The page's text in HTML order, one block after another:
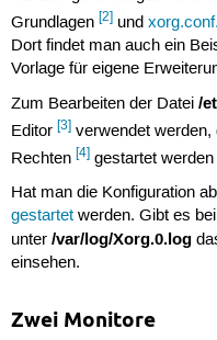
Grundlagen [2]und
Dort findet man auch ein
Vorlage für eigene
Zum Bearbeiten der Datei /
Editor [3]verwendet werden,
Rechten [4]gestartet
Hat man die Konfiguration
gestartetwerden. Gibt es
unter /var/log/Xorg.0.log
einsehen.
Zwei Monitore